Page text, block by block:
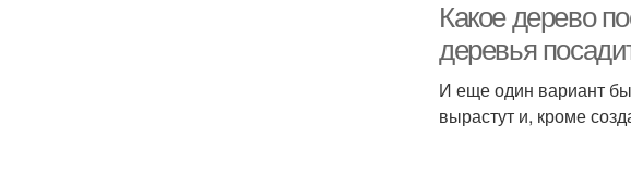
Какое дерево
деревья
И еще один вариант
вырастут и, кроме